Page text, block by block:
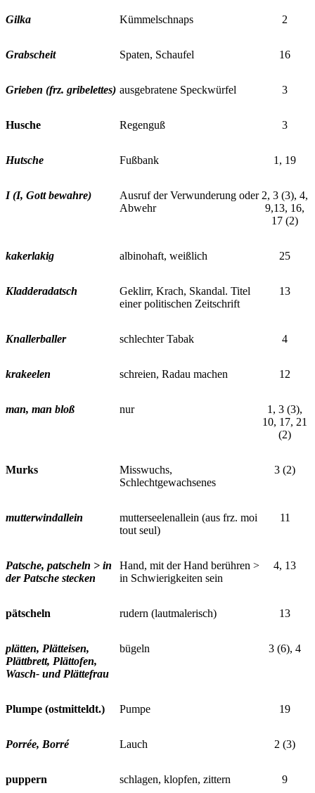
Gilka Kümmelschnaps 2
Grabscheit Spaten, Schaufel 16
Grieben (frz. gribelettes) ausgebratene Speckwürfel 3
Husche Regenguß 3
Hutsche Fußbank 1, 19
I (I, Gott bewahre)
Ausruf der Verwunderung oder
Abwehr
2, 3 (3), 4,
9,13, 16,
17 (2)
kakerlakig albinohaft, weißlich 25
Kladderadatsch
Geklirr, Krach, Skandal. Titel
einer politischen Zeitschrift
13
Knallerballer schlechter Tabak 4
krakeelen schreien, Radau machen 12
man, man bloß nur
1, 3 (3),
10, 17, 21
(2)
Murks
Misswuchs,
Schlechtgewachsenes
3 (2)
mutterwindallein
mutterseelenallein (aus frz. moi
tout seul)
11
Patsche, patscheln > in
der Patsche stecken
Hand, mit der Hand berühren >
in Schwierigkeiten sein
4, 13
pätscheln rudern (lautmalerisch) 13
plätten, Plätteisen,
Plättbrett, Plättofen,
Wasch- und Plättefrau
bügeln 3 (6), 4
Plumpe (ostmitteldt.) Pumpe 19
Porrée, Borré Lauch 2 (3)
puppern schlagen, klopfen, zittern 9